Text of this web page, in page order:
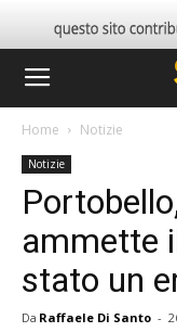
Home Notizie
Notizie
ammette
stato un
Da Raffaele Di Santo -